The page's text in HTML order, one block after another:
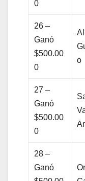
0
26 –
Ganó
$500.00
0
o
27 –
Ganó
$500.00
0
28 –
Ganó